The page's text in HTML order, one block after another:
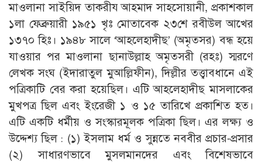
মাওলানা সাইয়িদ তাকরীয আহমাদ সাহসোয়ানী, প্রকাশকাল
১লা ফেব্রুয়ারী ১৯৫১ খৃঃ মোতাবেক ২৩শে রবীউল আখের
১৩৭০ হিঃ। ১৯৪৮ সালে ‘আহলেহাদীছ’ (অমৃতসর) বন্ধ হয়ে
যাওয়ার পর মাওলানা ছানাউল্লাহ অমৃতসরী (রহঃ) স্মরণে
লেখক সংঘ (ইদারাতুল মুআল্লিফীন), দিল্লীর তত্ত্বাবধানে এই
পত্রিকাটি বের করা হয়েছিল। এটি আহলেহাদীছ মাসলাকের
মুখপত্র ছিল এবং ইংরেজী ১ ও ১৫ তারিখে প্রকাশিত হত।
এটি একটি ধর্মীয় ও সংস্কারমূলক পত্রিকা ছিল। এর লক্ষ্য ও
উদ্দেশ্য ছিল : (১) ইসলাম ধর্ম ও সুন্নতে নববীর প্রচার-প্রসার
(২) সাধারণভাবে মুসলমানদের এবং বিশেষভাবে